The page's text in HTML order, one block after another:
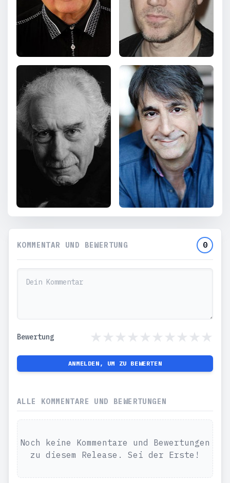
KOMMENTAR UND BEWERTUNG 0
Bewertung
ANMELDEN, UM ZU BEWERTEN
ALLE KOMMENTARE UND BEWERTUNGEN
Noch keine Kommentare und Bewertungen
zu diesem Release. Sei der Erste!